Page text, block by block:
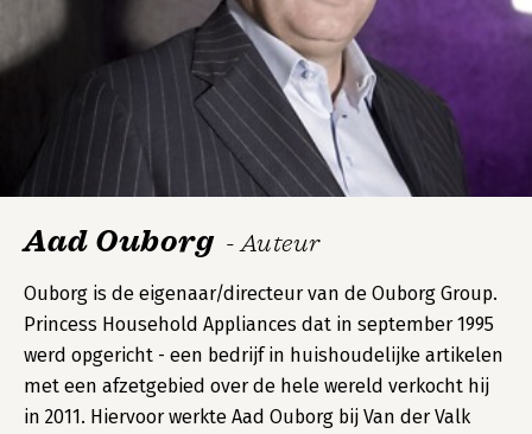
Aad Ouborg - Auteur
Ouborg is de eigenaar/directeur van de Ouborg Group.
Princess Household Appliances dat in september 1995
werd opgericht - een bedrijf in huishoudelijke artikelen
met een afzetgebied over de hele wereld verkocht hij
in 2011. Hiervoor werkte Aad Ouborg bij Van der Valk